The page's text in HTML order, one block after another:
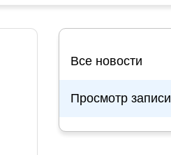
Все новости
Просмотр записи